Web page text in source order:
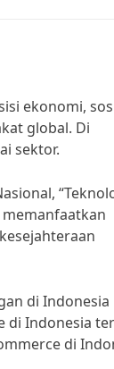
ekonomi,
global. Di
sektor.
di Indonesia
di Indonesia
di